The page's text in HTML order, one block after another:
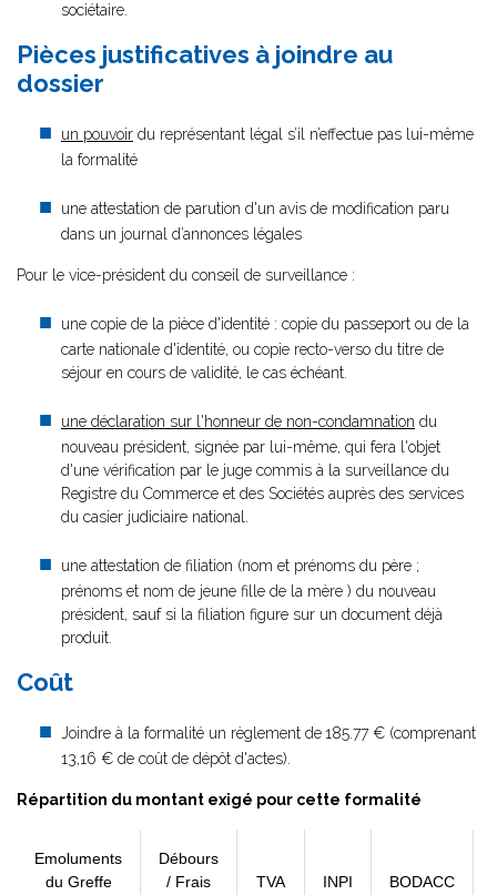
sociétaire.
Pièces justificatives à joindre au
dossier
un pouvoir du représentant légal s’il n’effectue pas lui-même
la formalité
une attestation de parution d'un avis de modification paru
dans un journal d’annonces légales
Pour le vice-président du conseil de surveillance :
une copie de la pièce d'identité : copie du passeport ou de la
carte nationale d'identité, ou copie recto-verso du titre de
séjour en cours de validité, le cas échéant.
une déclaration sur l'honneur de non-condamnation du
nouveau président, signée par lui-même, qui fera l'objet
d'une vérification par le juge commis à la surveillance du
Registre du Commerce et des Sociétés auprès des services
du casier judiciaire national.
une attestation de filiation (nom et prénoms du père ;
prénoms et nom de jeune fille de la mère ) du nouveau
président, sauf si la filiation figure sur un document déjà
produit.
Coût
Joindre à la formalité un règlement de185.77 € (comprenant
13,16 € de coût de dépôt d'actes).
Répartition du montant exigé pour cette formalité
Emoluments
du Greffe
Débours
/ Frais
TVA INPI BODACC